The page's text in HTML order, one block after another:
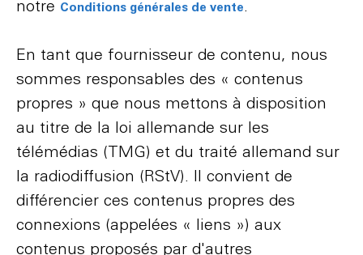
notre Conditions générales de vente
En tant que fournisseur de contenu, nous
sommes responsables des « contenus
propres » que nous mettons à disposition
au titre de la loi allemande sur les
télémédias (TMG) et du traité allemand sur
la radiodiffusion (RStV). Il convient de
différencier ces contenus propres des
connexions (appelées « liens ») aux
contenus proposés par d'autres